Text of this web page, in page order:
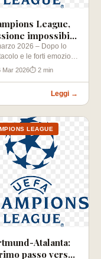
League,
impossibile
2026 – Dopo lo
e le forti emozioni
scorsa settimana,…
Mar 2026⏱ 2 min
Leggi →
LEAGUE
Atalanta:
passo verso